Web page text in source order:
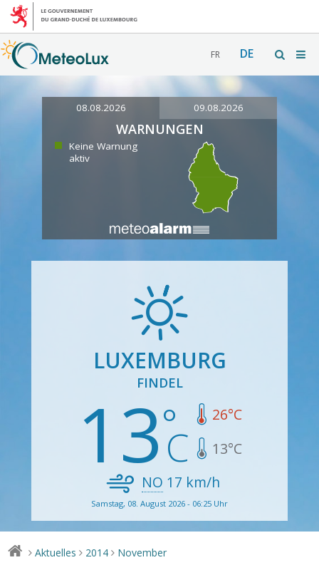
FR DE
08.08.2026 09.08.2026
WARNUNGEN
Keine Warnung
aktiv
LUXEMBURG
FINDEL
13 26°C
13°C
NO 17 km/h
Samstag, 08. August 2026 - 06:25 Uhr
> Aktuelles > 2014 > November